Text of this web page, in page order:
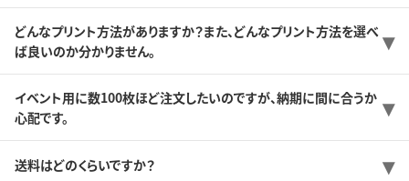
どんなプリント方法がありますか？また、どんなプリント方法を選べ
ば良いのか分かりません。
イベント用に数100枚ほど注文したいのですが、納期に間に合うか
心配です。
送料はどのくらいですか？